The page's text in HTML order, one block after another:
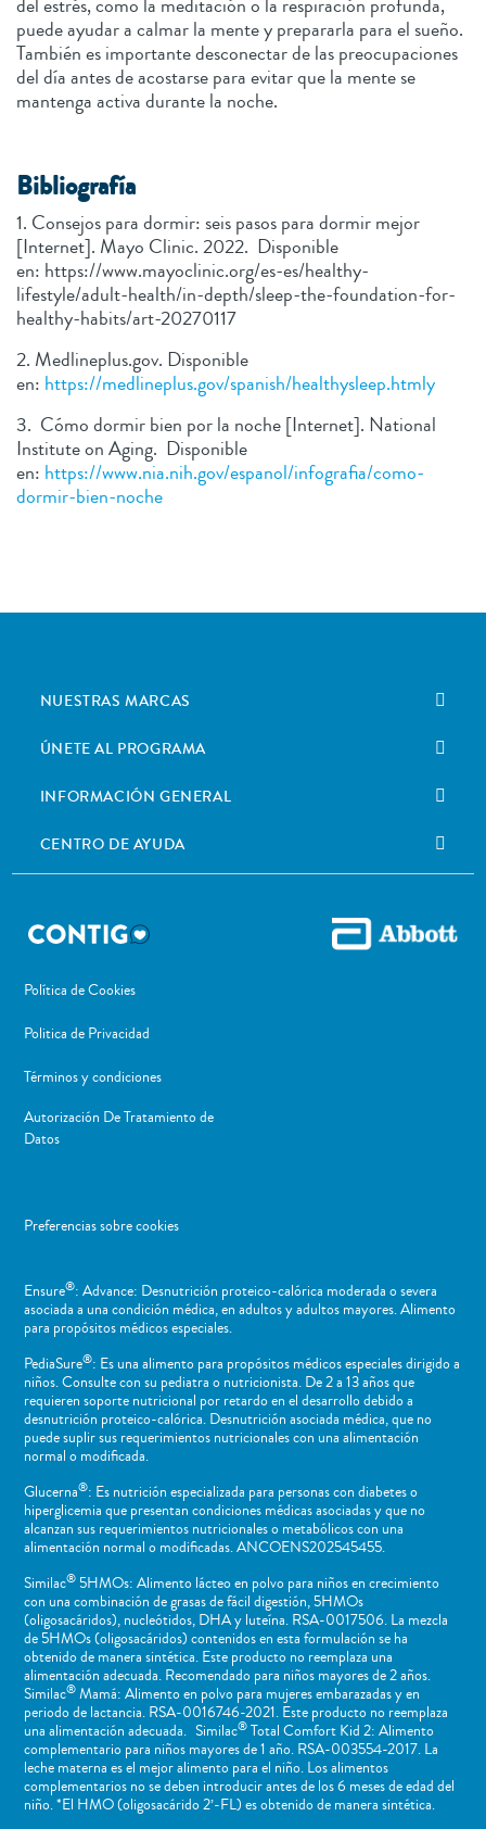
puede ayudar a calmar la mente y prepararla para el sueño.
También es importante desconectar de las preocupaciones
del día antes de acostarse para evitar que la mente se
mantenga activa durante la noche.
Bibliografía
1. Consejos para dormir: seis pasos para dormir mejor
[Internet]. Mayo Clinic. 2022. Disponible
en: https://www.mayoclinic.org/es-es/healthy-
lifestyle/adult-health/in-depth/sleep-the-foundation-for-
healthy-habits/art-20270117
2. Medlineplus.gov. Disponible
en: https://medlineplus.gov/spanish/healthysleep.htmly
3. Cómo dormir bien por la noche [Internet]. National
Institute on Aging. Disponible
en: https://www.nia.nih.gov/espanol/infografia/como-
dormir-bien-noche
NUESTRAS MARCAS
ÚNETE AL PROGRAMA
INFORMACIÓN GENERAL
CENTRO DE AYUDA
Política de Cookies
Politica de Privacidad
Términos y condiciones
Autorización De Tratamiento de
Datos
Preferencias sobre cookies
Ensure®: Advance: Desnutrición proteico-calórica moderada o severa
asociada a una condición médica, en adultos y adultos mayores. Alimento
para propósitos médicos especiales.
PediaSure®: Es una alimento para propósitos médicos especiales dirigido a
niños​. Consulte con su pediatra o nutricionista. De 2 a 13 años que
requieren soporte nutricional por retardo en el desarrollo debido a
desnutrición proteico-calórica. Desnutrición asociada médica, que no
puede suplir sus requerimientos nutricionales con una alimentación
normal o ​modificada.
Glucerna®: Es nutrición especializada para personas con diabetes o
hiperglicemia que presentan condiciones médicas asociadas y que no
alcanzan sus requerimientos nutricionales o metabólicos con una
alimentación normal o modificadas. ANCOENS202545455.
Similac®5HMOs: Alimento lácteo en polvo para niños en crecimiento
con una combinación de grasas de fácil digestión, 5HMOs
(oligosacáridos), nucleótidos, DHA y luteína. RSA-0017506. La mezcla
de 5HMOs (oligosacáridos) contenidos en esta formulación se ha
obtenido de manera sintética. Este producto no reemplaza una
alimentación adecuada. Recomendado para niños mayores de 2 años.
Similac®Mamá: Alimento en polvo para mujeres embarazadas y en
periodo de lactancia. RSA-0016746-2021. Este producto no reemplaza
una alimentación adecuada. Similac®Total Comfort Kid 2: Alimento
complementario para niños mayores de 1 año. RSA-003554-2017. La
leche materna es el mejor alimento para el niño. Los alimentos
complementarios no se deben introducir antes de los 6 meses de edad del
niño. *El HMO (oligosacárido 2’-FL) es obtenido de manera sintética.